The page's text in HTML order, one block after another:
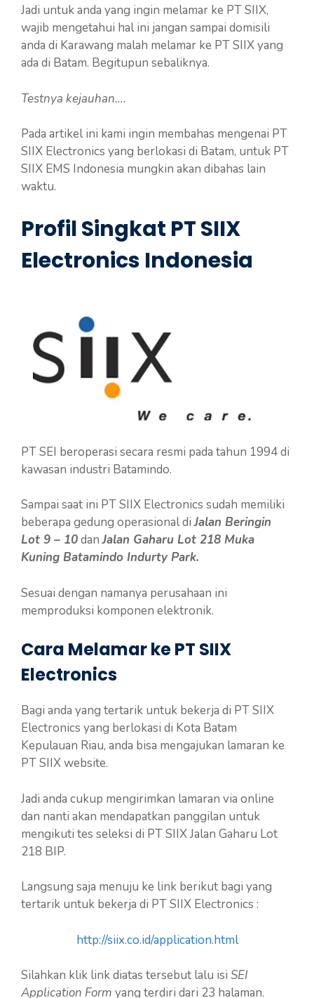
Jadi untuk anda yang ingin melamar ke PT SIIX,
wajib mengetahui hal ini jangan sampai domisili
anda di Karawang malah melamar ke PT SIIX yang
ada di Batam. Begitupun sebaliknya.
Testnya kejauhan….
Pada artikel ini kami ingin membahas mengenai PT
SIIX Electronics yang berlokasi di Batam, untuk PT
SIIX EMS Indonesia mungkin akan dibahas lain
waktu.
Profil Singkat PT SIIX
Electronics Indonesia
PT SEI beroperasi secara resmi pada tahun 1994 di
kawasan industri Batamindo.
Sampai saat ini PT SIIX Electronics sudah memiliki
beberapa gedung operasional diJalan Beringin
Lot 9 – 10danJalan Gaharu Lot 218 Muka
Kuning Batamindo Indurty Park.
Sesuai dengan namanya perusahaan ini
memproduksi komponen elektronik.
Cara Melamar ke PT SIIX
Electronics
Bagi anda yang tertarik untuk bekerja di PT SIIX
Electronics yang berlokasi di Kota Batam
Kepulauan Riau, anda bisa mengajukan lamaran ke
PT SIIX website.
Jadi anda cukup mengirimkan lamaran via online
dan nanti akan mendapatkan panggilan untuk
mengikuti tes seleksi di PT SIIX Jalan Gaharu Lot
218 BIP.
Langsung saja menuju ke link berikut bagi yang
tertarik untuk bekerja di PT SIIX Electronics :
http://siix.co.id/application.html
Silahkan klik link diatas tersebut lalu isi SEI
Application Form yang terdiri dari 23 halaman.